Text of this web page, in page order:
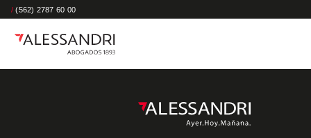
/ (562) 2787 60 00